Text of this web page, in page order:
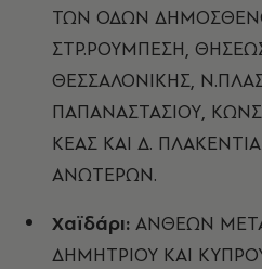
ΤΩΝ ΟΔΩΝ
ΣΤΡ.ΡΟΥΜΠΕΣΗ,
ΘΕΣΣΑΛΟΝΙΚΗΣ,
ΠΑΠΑΝΑΣΤΑΣΙΟΥ,
ΚΕΑΣ ΚΑΙ Δ.
ΑΝΩΤΕΡΩΝ.
Χαϊδάρι: ΑΝΘΕΩΝ
ΔΗΜΗΤΡΙΟΥ ΚΑΙ